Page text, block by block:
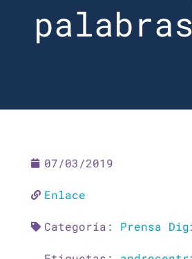
07/03/2019
Enlace
Categoría: Prensa